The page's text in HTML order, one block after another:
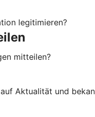
legitimieren?
mitteilen?
Aktualität und